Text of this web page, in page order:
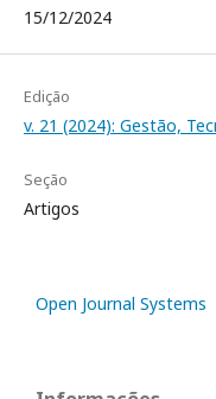
15/12/2024
Edição
v. 21 (2024): Gestão,
Seção
Artigos
Open Journal Systems